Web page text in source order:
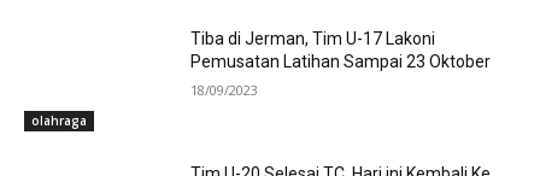
olahraga
Tiba di Jerman, Tim U-17 Lakoni
Pemusatan Latihan Sampai 23 Oktober
18/09/2023